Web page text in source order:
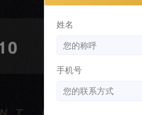
姓名
手机号